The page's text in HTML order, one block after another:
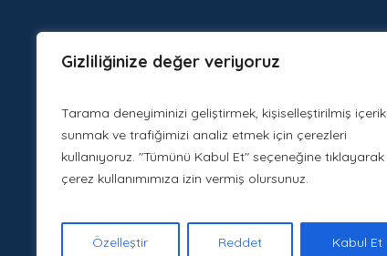
Gizliliğinize değer veriyoruz
Tarama deneyiminizi geliştirmek, kişiselleştirilmiş içerik
sunmak ve trafiğimizi analiz etmek için çerezleri
kullanıyoruz. "Tümünü Kabul Et" seçeneğine tıklayarak
çerez kullanımımıza izin vermiş olursunuz.
Özelleştir Reddet Kabul Et